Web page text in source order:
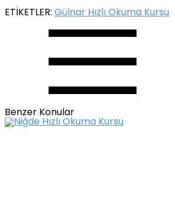
ETİKETLER: Gülnar Hızlı Okuma Kursu
Benzer Konular